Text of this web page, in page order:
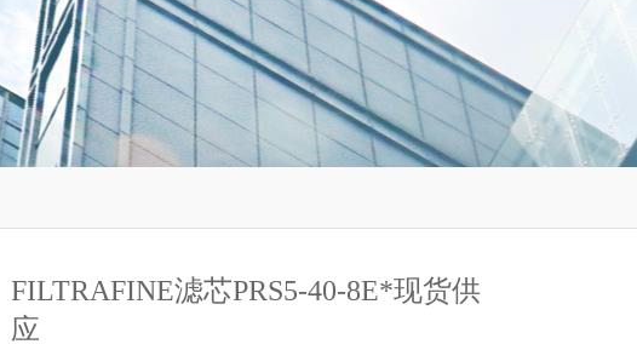
FILTRAFINE滤芯PRS5-40-8E*现货供
应